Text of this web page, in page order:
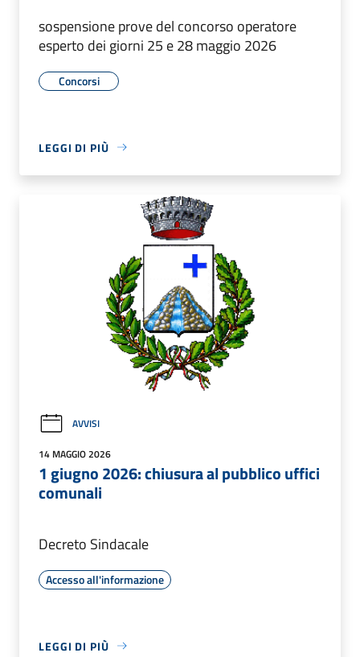
sospensione prove del concorso operatore
esperto dei giorni 25 e 28 maggio 2026
Concorsi
LEGGI DI PIÙ
AVVISI
14 MAGGIO 2026
1 giugno 2026: chiusura al pubblico uffici
comunali
Decreto Sindacale
Accesso all'informazione
LEGGI DI PIÙ